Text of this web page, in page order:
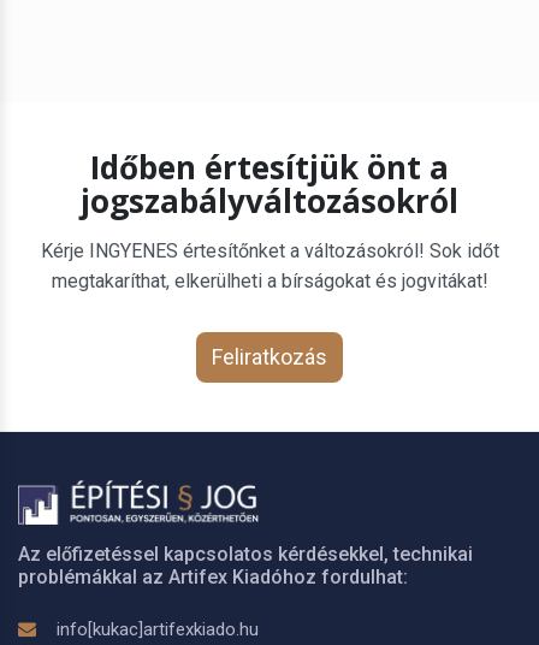
Időben értesítjük önt a
jogszabályváltozásokról
Kérje INGYENES értesítőnket a változásokról! Sok időt
megtakaríthat, elkerülheti a bírságokat és jogvitákat!
Feliratkozás
Az előfizetéssel kapcsolatos kérdésekkel, technikai
problémákkal az Artifex Kiadóhoz fordulhat:
info[kukac]artifexkiado.hu